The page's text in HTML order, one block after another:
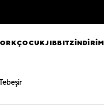
ÇOCUKJIBBITZİNDİRİM